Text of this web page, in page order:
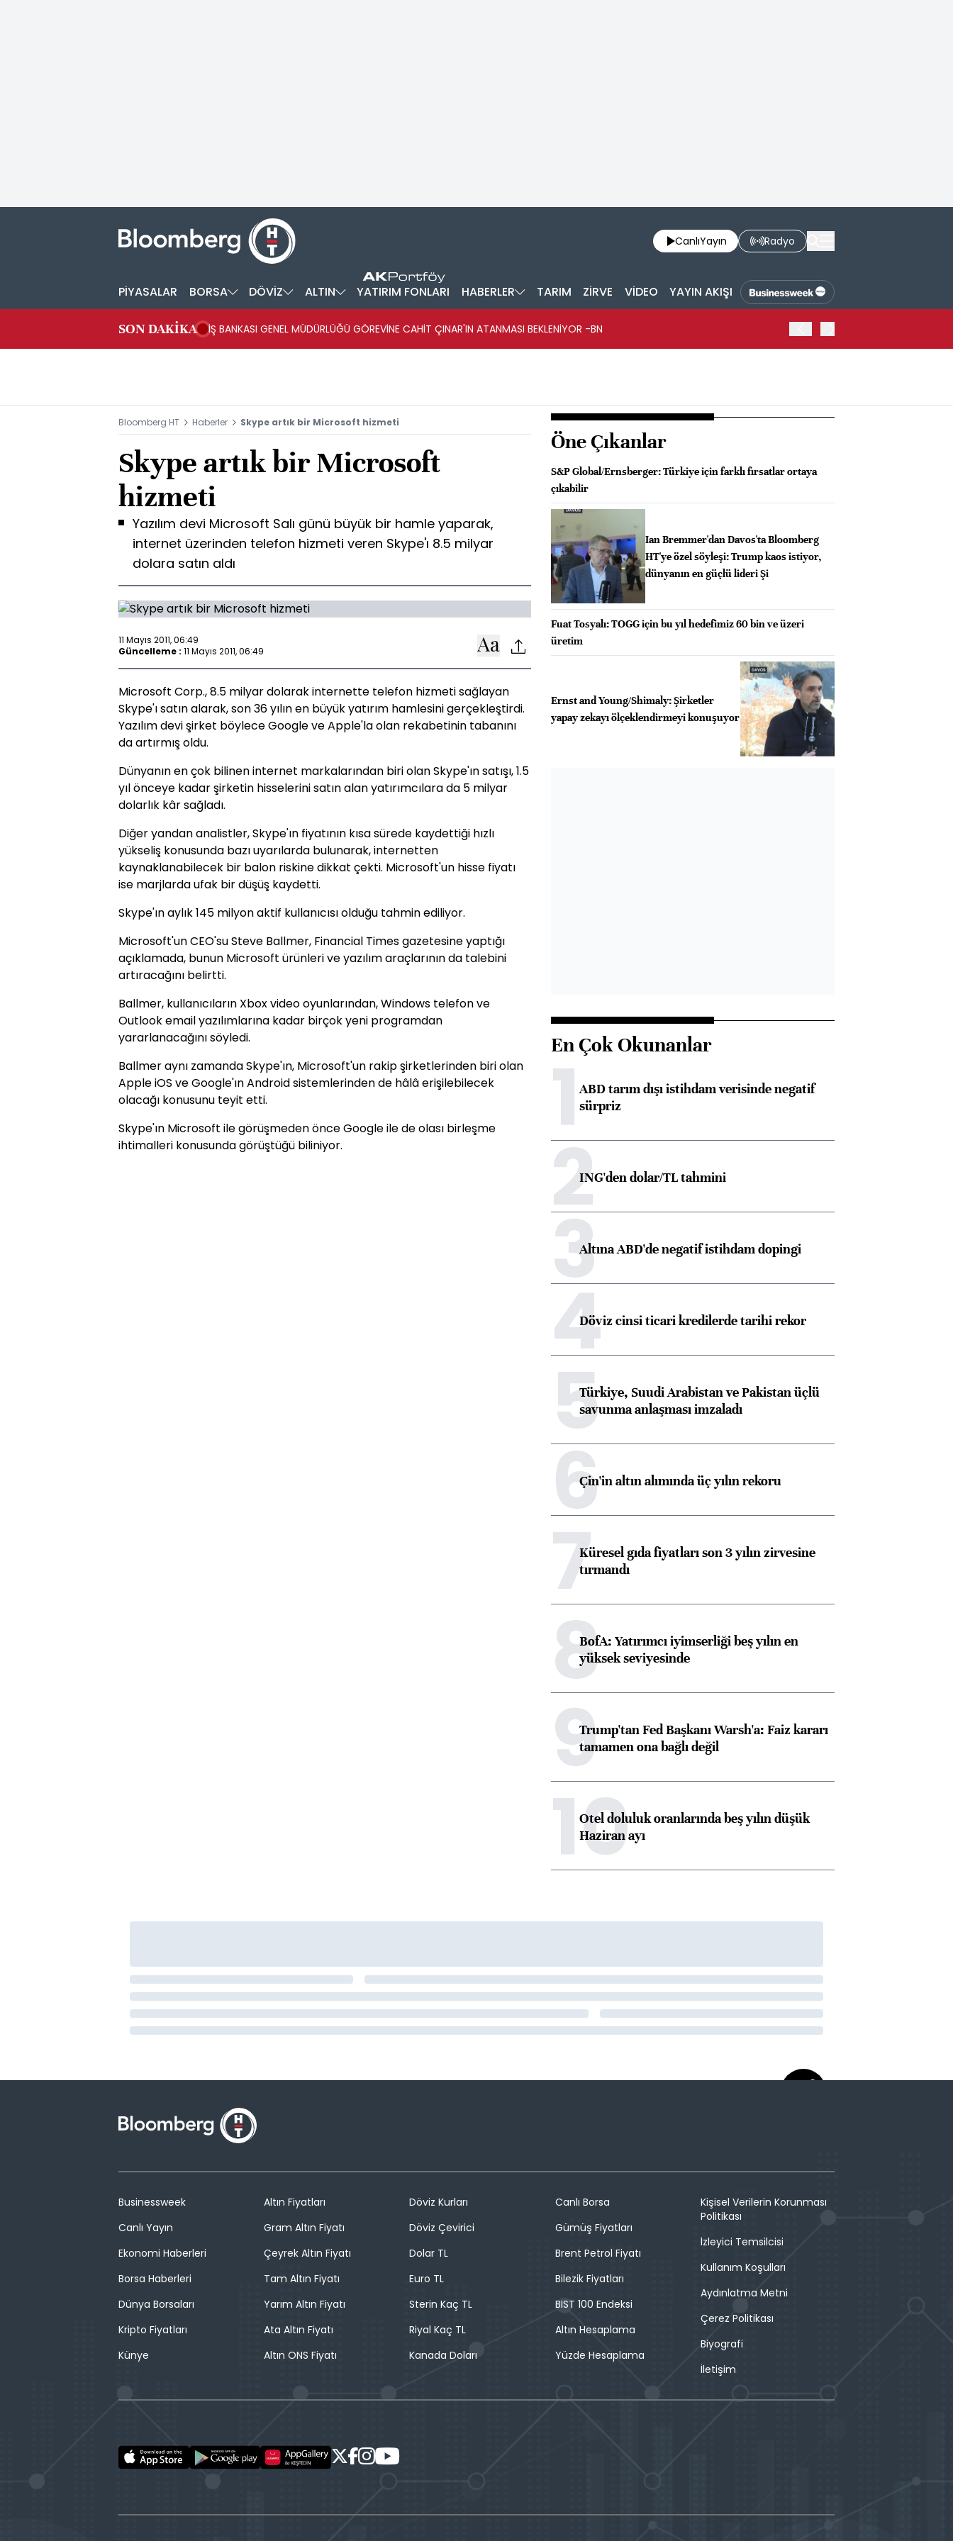
CanlıYayın Radyo
PİYASALAR BORSA DÖVİZ ALTIN YATIRIM FONLARI HABERLER TARIM ZİRVE VİDEO YAYIN AKIŞI
SON DAKİKA İŞ BANKASI GENEL MÜDÜRLÜĞÜ GÖREVİNE CAHİT ÇINAR'IN ATANMASI BEKLENİYOR -BN
Bloomberg HT Haberler Skype artık bir Microsoft hizmeti
Skype artık bir Microsoft
hizmeti
Yazılım devi Microsoft Salı günü büyük bir hamle yaparak,
internet üzerinden telefon hizmeti veren Skype'ı 8.5 milyar
dolara satın aldı
11 Mayıs 2011, 06:49
Güncelleme : 11 Mayıs 2011, 06:49
Microsoft Corp., 8.5 milyar dolarak internette telefon hizmeti sağlayan
Skype'ı satın alarak, son 36 yılın en büyük yatırım hamlesini gerçekleştirdi.
Yazılım devi şirket böylece Google ve Apple'la olan rekabetinin tabanını
da artırmış oldu.
Dünyanın en çok bilinen internet markalarından biri olan Skype'ın satışı, 1.5
yıl önceye kadar şirketin hisselerini satın alan yatırımcılara da 5 milyar
dolarlık kâr sağladı.
Diğer yandan analistler, Skype'ın fiyatının kısa sürede kaydettiği hızlı
yükseliş konusunda bazı uyarılarda bulunarak, internetten
kaynaklanabilecek bir balon riskine dikkat çekti. Microsoft'un hisse fiyatı
ise marjlarda ufak bir düşüş kaydetti.
Skype'ın aylık 145 milyon aktif kullanıcısı olduğu tahmin ediliyor.
Microsoft'un CEO'su Steve Ballmer, Financial Times gazetesine yaptığı
açıklamada, bunun Microsoft ürünleri ve yazılım araçlarının da talebini
artıracağını belirtti.
Ballmer, kullanıcıların Xbox video oyunlarından, Windows telefon ve
Outlook email yazılımlarına kadar birçok yeni programdan
yararlanacağını söyledi.
Ballmer aynı zamanda Skype'ın, Microsoft'un rakip şirketlerinden biri olan
Apple iOS ve Google'ın Android sistemlerinden de hâlâ erişilebilecek
olacağı konusunu teyit etti.
Skype'ın Microsoft ile görüşmeden önce Google ile de olası birleşme
ihtimalleri konusunda görüştüğü biliniyor.
Öne Çıkanlar
S&P Global/Ernsberger: Türkiye için farklı fırsatlar ortaya
çıkabilir
Ian Bremmer'dan Davos'ta Bloomberg
HT'ye özel söyleşi: Trump kaos istiyor,
dünyanın en güçlü lideri Şi
Fuat Tosyalı: TOGG için bu yıl hedefimiz 60 bin ve üzeri
üretim
Ernst and Young/Shimaly: Şirketler
yapay zekayı ölçeklendirmeyi konuşuyor
En Çok Okunanlar
1ABD tarım dışı istihdam verisinde negatif
sürpriz
2ING'den dolar/TL tahmini
3Altına ABD'de negatif istihdam dopingi
4Döviz cinsi ticari kredilerde tarihi rekor
5Türkiye, Suudi Arabistan ve Pakistan üçlü
savunma anlaşması imzaladı
6Çin'in altın alımında üç yılın rekoru
7Küresel gıda fiyatları son 3 yılın zirvesine
tırmandı
8BofA: Yatırımcı iyimserliği beş yılın en
yüksek seviyesinde
9Trump'tan Fed Başkanı Warsh'a: Faiz kararı
tamamen ona bağlı değil
10
Otel doluluk oranlarında beş yılın düşük
Haziran ayı
Businessweek
Canlı Yayın
Ekonomi Haberleri
Borsa Haberleri
Dünya Borsaları
Kripto Fiyatları
Künye
Altın Fiyatları
Gram Altın Fiyatı
Çeyrek Altın Fiyatı
Tam Altın Fiyatı
Yarım Altın Fiyatı
Ata Altın Fiyatı
Altın ONS Fiyatı
Döviz Kurları
Döviz Çevirici
Dolar TL
Euro TL
Sterin Kaç TL
Riyal Kaç TL
Kanada Doları
Canlı Borsa
Gümüş Fiyatları
Brent Petrol Fiyatı
Bilezik Fiyatları
BIST 100 Endeksi
Altın Hesaplama
Yüzde Hesaplama
Kişisel Verilerin Korunması
Politikası
İzleyici Temsilcisi
Kullanım Koşulları
Aydınlatma Metni
Çerez Politikası
Biyografi
İletişim